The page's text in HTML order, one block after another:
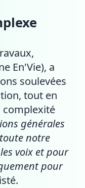
En'Vie), a
soulevées
tout en
complexité
générales
notre
voix et pour
pour